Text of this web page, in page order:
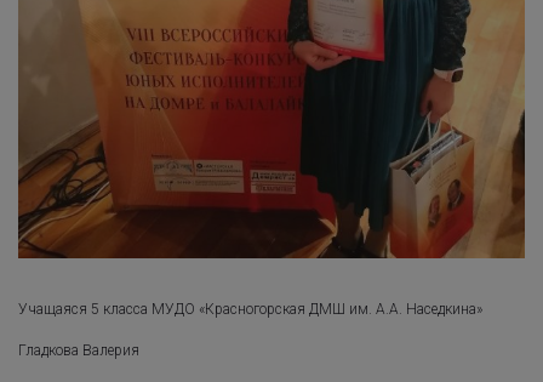
Учащаяся 5 класса МУДО «Красногорская ДМШ им. А.А. Наседкина»
Гладкова Валерия